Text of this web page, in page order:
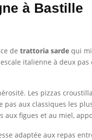
à Bastille
de trattoria sarde qui
italienne à deux
Les pizzas
aux classiques les
aux figues et au miel,
adaptée aux repas